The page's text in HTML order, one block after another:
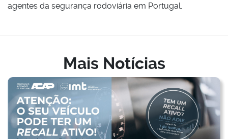
agentes da segurança rodoviária em Portugal.
Mais Notícias